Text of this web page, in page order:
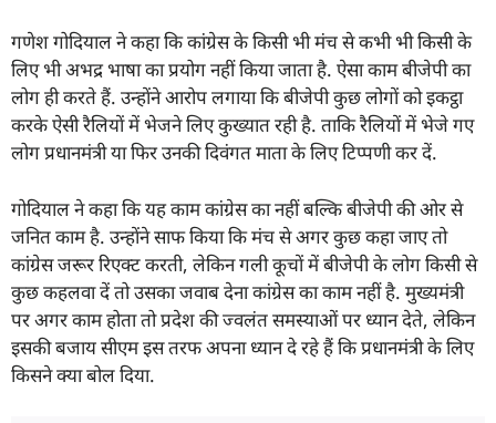
गणेश गोदियाल ने कहा कि कांग्रेस के किसी भी मंच से कभी भी किसी के
लिए भी अभद्र भाषा का प्रयोग नहीं किया जाता है. ऐसा काम बीजेपी का
लोग ही करते हैं. उन्होंने आरोप लगाया कि बीजेपी कुछ लोगों को इकट्ठा
करके ऐसी रैलियों में भेजने लिए कुख्यात रही है. ताकि रैलियों में भेजे गए
लोग प्रधानमंत्री या फिर उनकी दिवंगत माता के लिए टिप्पणी कर दें.
गोदियाल ने कहा कि यह काम कांग्रेस का नहीं बल्कि बीजेपी की ओर से
जनित काम है. उन्होंने साफ किया कि मंच से अगर कुछ कहा जाए तो
कांग्रेस जरूर रिएक्ट करती, लेकिन गली कूचों में बीजेपी के लोग किसी से
कुछ कहलवा दें तो उसका जवाब देना कांग्रेस का काम नहीं है. मुख्यमंत्री
पर अगर काम होता तो प्रदेश की ज्वलंत समस्याओं पर ध्यान देते, लेकिन
इसकी बजाय सीएम इस तरफ अपना ध्यान दे रहे हैं कि प्रधानमंत्री के लिए
किसने क्या बोल दिया.